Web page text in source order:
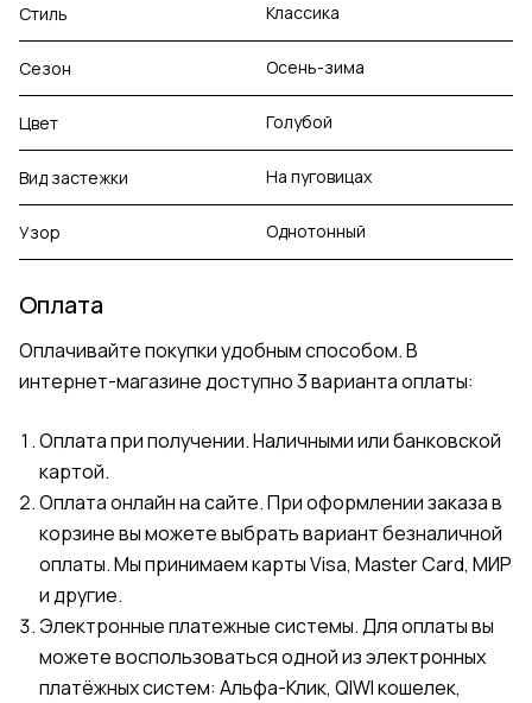
Стиль Классика
Сезон Осень-зима
Цвет Голубой
Вид застежки На пуговицах
Узор Однотонный
Оплата
Оплачивайте покупки удобным способом. В
интернет-магазине доступно 3 варианта оплаты:
Оплата при получении. Наличными или банковской
картой.
Оплата онлайн на сайте. При оформлении заказа в
корзине вы можете выбрать вариант безналичной
оплаты. Мы принимаем карты Visa, Master Card, МИР
и другие.
Электронные платежные системы. Для оплаты вы
можете воспользоваться одной из электронных
платёжных систем: Альфа-Клик, QIWI кошелек,